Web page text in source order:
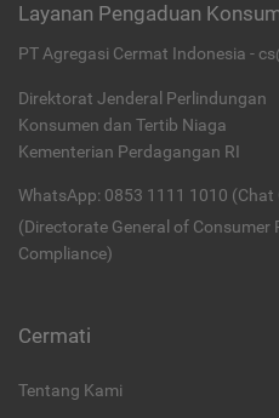
Layanan Pengaduan
PT Agregasi Cermat Indonesia -
Direktorat Jenderal Perlindungan
Konsumen dan Tertib Niaga
Kementerian Perdagangan RI
WhatsApp: 0853 1111 1010 (Chat
(Directorate General of Consumer
Compliance)
Cermati
Tentang Kami